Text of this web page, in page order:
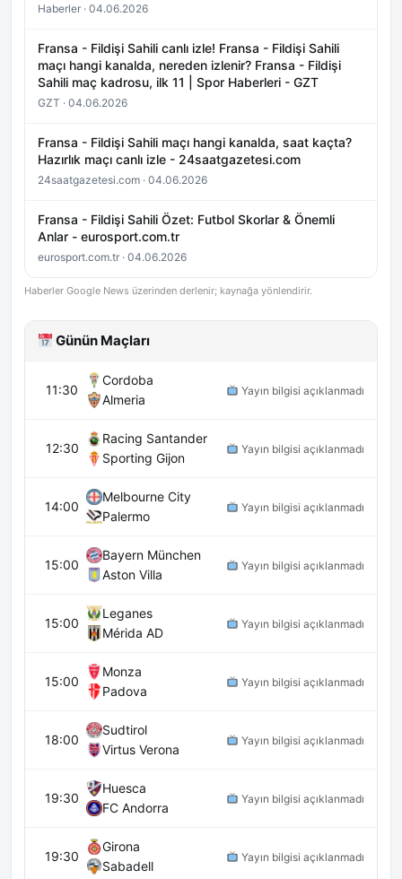
Haberler · 04.06.2026
Fransa - Fildişi Sahili canlı izle! Fransa - Fildişi Sahili
maçı hangi kanalda, nereden izlenir? Fransa - Fildişi
Sahili maç kadrosu, ilk 11 | Spor Haberleri - GZT
GZT · 04.06.2026
Fransa - Fildişi Sahili maçı hangi kanalda, saat kaçta?
Hazırlık maçı canlı izle - 24saatgazetesi.com
24saatgazetesi.com · 04.06.2026
Fransa - Fildişi Sahili Özet: Futbol Skorlar & Önemli
Anlar - eurosport.com.tr
eurosport.com.tr · 04.06.2026
Haberler Google News üzerinden derlenir; kaynağa yönlendirir.
Günün Maçları
11:30
Cordoba
Almeria
Yayın bilgisi açıklanmadı
12:30
Racing Santander
Sporting Gijon
Yayın bilgisi açıklanmadı
14:00
Melbourne City
Palermo
Yayın bilgisi açıklanmadı
15:00
Bayern München
Aston Villa
Yayın bilgisi açıklanmadı
15:00
Leganes
Mérida AD
Yayın bilgisi açıklanmadı
15:00
Monza
Padova
Yayın bilgisi açıklanmadı
18:00
Sudtirol
Virtus Verona
Yayın bilgisi açıklanmadı
19:30
Huesca
FC Andorra
Yayın bilgisi açıklanmadı
19:30
Girona
Sabadell
Yayın bilgisi açıklanmadı